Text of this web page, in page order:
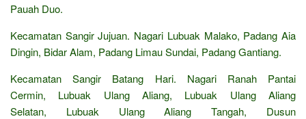
Pauah Duo.
Kecamatan Sangir Jujuan. Nagari Lubuak Malako, Padang Aia
Dingin, Bidar Alam, Padang Limau Sundai, Padang Gantiang.
Kecamatan Sangir Batang Hari. Nagari Ranah Pantai
Cermin, Lubuak Ulang Aliang, Lubuak Ulang Aliang
Selatan, Lubuak Ulang Aliang Tangah, Dusun